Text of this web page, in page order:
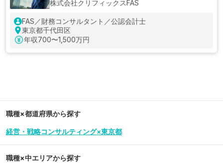
株式会社クリフィックスFAS
FAS／財務コンサルタント／公認会計士
東京都千代田区
年収700〜1,500万円
職種×都道府県から探す
経営・戦略コンサルティング×東京都
職種×中エリアから探す